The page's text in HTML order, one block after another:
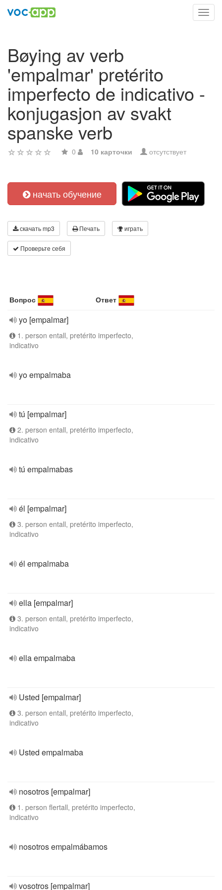
Bøying av verb
'empalmar' pretérito
imperfecto de indicativo -
konjugasjon av svakt
spanske verb
0 10 карточки отсутствует
начать обучение
скачать mp3 Печать играть
Проверьте себя
Вопрос Ответ
yo [empalmar]
1. person entall, pretérito imperfecto,
indicativo
yo empalmaba
tú [empalmar]
2. person entall, pretérito imperfecto,
indicativo
tú empalmabas
él [empalmar]
3. person entall, pretérito imperfecto,
indicativo
él empalmaba
ella [empalmar]
3. person entall, pretérito imperfecto,
indicativo
ella empalmaba
Usted [empalmar]
3. person entall, pretérito imperfecto,
indicativo
Usted empalmaba
nosotros [empalmar]
1. person flertall, pretérito imperfecto,
indicativo
nosotros empalmábamos
vosotros [empalmar]